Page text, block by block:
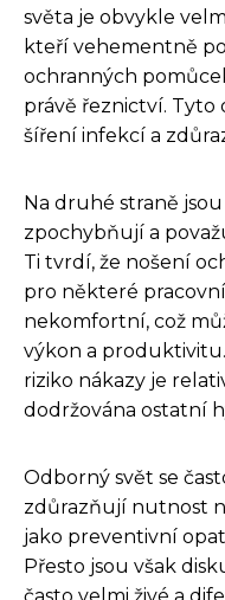
světa je obvykle
kteří vehementně
ochranných
právě řeznictví. Tyto
šíření infekcí a
Na druhé straně
zpochybňují a
Ti tvrdí, že nošení
pro některé
nekomfortní, což
výkon a
riziko nákazy je
dodržována ostatní
Odborný svět se
zdůrazňují nutnost
jako preventivní
Přesto jsou však